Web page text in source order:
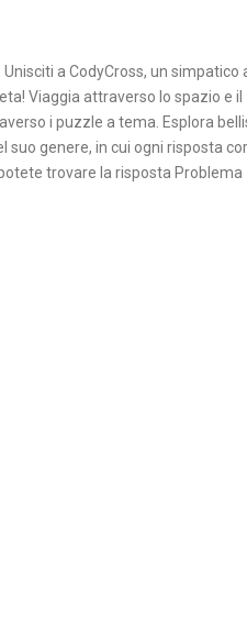
a CodyCross, un simpatico
Viaggia attraverso lo spazio e il
i puzzle a tema. Esplora
suo genere, in cui ogni risposta
trovare la risposta Problema